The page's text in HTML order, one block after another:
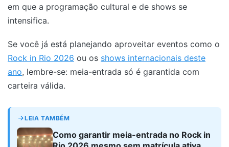
em que a programação cultural e de shows se
intensifica.
Se você já está planejando aproveitar eventos como o
Rock in Rio 2026 ou os shows internacionais deste
ano, lembre-se: meia-entrada só é garantida com
carteira válida.
LEIA TAMBÉM
Como garantir meia-entrada no Rock in